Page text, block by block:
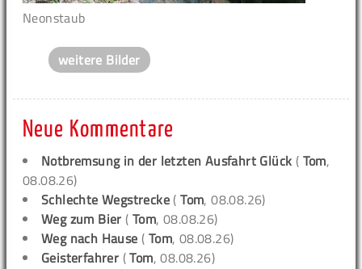
Neonstaub
weitere Bilder
Neue Kommentare
Notbremsung in der letzten Ausfahrt Glück ( Tom,
08.08.26)
Schlechte Wegstrecke (Tom, 08.08.26)
Weg zum Bier (Tom, 08.08.26)
Weg nach Hause ( Tom, 08.08.26)
Geisterfahrer (Tom, 08.08.26)